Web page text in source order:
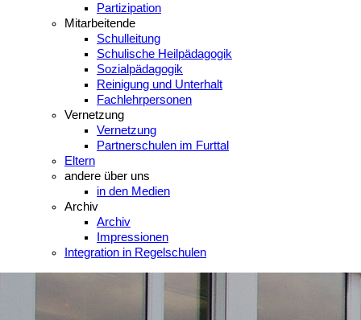
Partizipation
Mitarbeitende
Schulleitung
Schulische Heilpädagogik
Sozialpädagogik
Reinigung und Unterhalt
Fachlehrpersonen
Vernetzung
Vernetzung
Partnerschulen im Furttal
Eltern
andere über uns
in den Medien
Archiv
Archiv
Impressionen
Integration in Regelschulen